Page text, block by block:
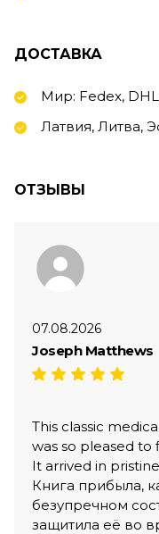
ДОСТАВКА
Мир: Fedex,
Латвия, Литва,
ОТЗЫВЫ
07.08.2026
Joseph Matthews
This classic
was so pleased to
It arrived in
Книга прибыла,
безупречном
защитила её во